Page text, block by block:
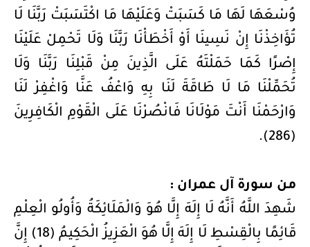
وُسْعَهَا لَهَا مَا كَسَبَتْ وَعَلَيْهَا مَا اكْتَسَبَتْ رَبَّنَا لَا
تُؤَاخِذْنَا إِنْ نَسِينَا أَوْ أَخْطَأْنَا رَبَّنَا وَلَا تَحْمِلْ عَلَيْنَا
إِصْرًا كَمَا حَمَلْتَهُ عَلَى الَّذِينَ مِنْ قَبْلِنَا رَبَّنَا وَلَا
تُحَمِّلْنَا مَا لَا طَاقَةَ لَنَا بِهِ وَاعْفُ عَنَّا وَاغْفِرْ لَنَا
وَارْحَمْنَا أَنْتَ مَوْلَانَا فَانْصُرْنَا عَلَى الْقَوْمِ الْكَافِرِينَ
(286).
من سورة آل عمران :
شَهِدَ اللَّهُ أَنَّهُ لَا إِلَهَ إِلَّا هُوَ وَالْمَلَائِكَةُ وَأُولُو الْعِلْمِ
قَائِمًا بِالْقِسْطِ لَا إِلَهَ إِلَّا هُوَ الْعَزِيزُ الْحَكِيمُ (18) إِنَّ